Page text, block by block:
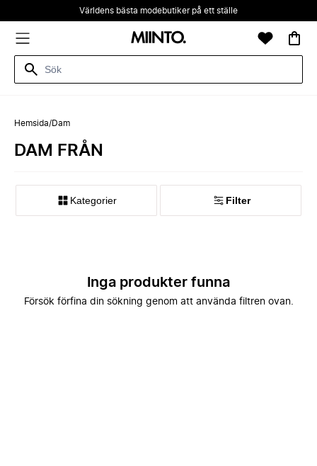
Världens bästa modebutiker på ett ställe
Hemsida/Dam
DAM FRÅN
Kategorier Filter
Inga produkter funna
Försök förfina din sökning genom att använda filtren ovan.